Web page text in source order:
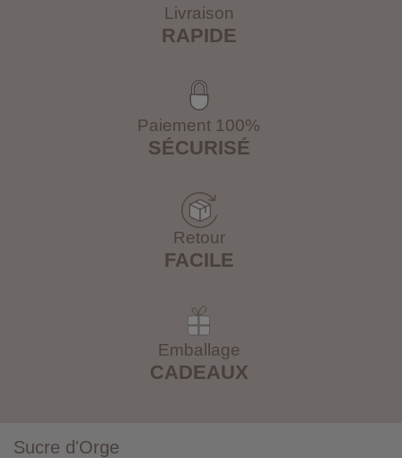
Livraison
RAPIDE
Paiement 100%
SÉCURISÉ
Retour
FACILE
Emballage
CADEAUX
Sucre d'Orge